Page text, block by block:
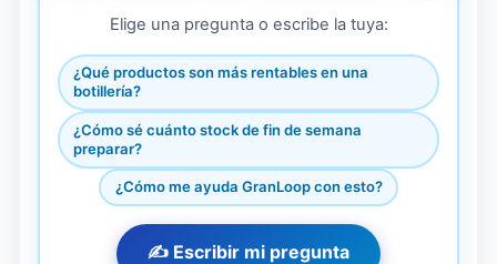
Elige una pregunta o escribe la tuya:
¿Qué productos son más rentables en una
botillería?
¿Cómo sé cuánto stock de fin de semana
preparar?
¿Cómo me ayuda GranLoop con esto?
✍️ Escribir mi pregunta